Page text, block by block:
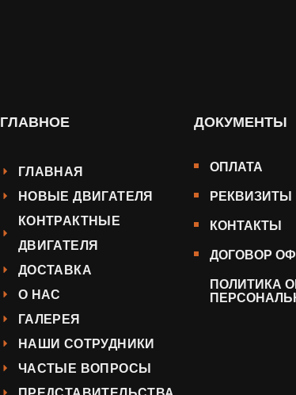
ГЛАВНОЕ
ГЛАВНАЯ
НОВЫЕ ДВИГАТЕЛЯ
КОНТРАКТНЫЕ
ДВИГАТЕЛЯ
ДОСТАВКА
О НАС
ГАЛЕРЕЯ
НАШИ СОТРУДНИКИ
ЧАСТЫЕ ВОПРОСЫ
ДОКУМЕНТЫ
ОПЛАТА
РЕКВИЗИТЫ
КОНТАКТЫ
ДОГОВОР
ПОЛИТИКА